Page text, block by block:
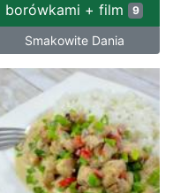
borówkami + film
9
Smakowite Dania